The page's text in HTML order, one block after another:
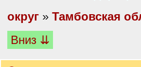
округ » Тамбовская
Вниз ⇊